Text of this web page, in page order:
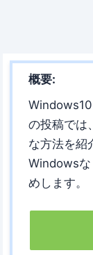
概要:
の投稿では
な方法を紹
Windowsな
めします。